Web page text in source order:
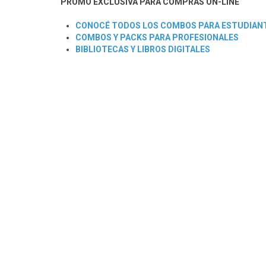
CONOCÉ TODOS LOS COMBOS PARA
COMBOS Y PACKS PARA PROFESIONALES
BIBLIOTECAS Y LIBROS DIGITALES